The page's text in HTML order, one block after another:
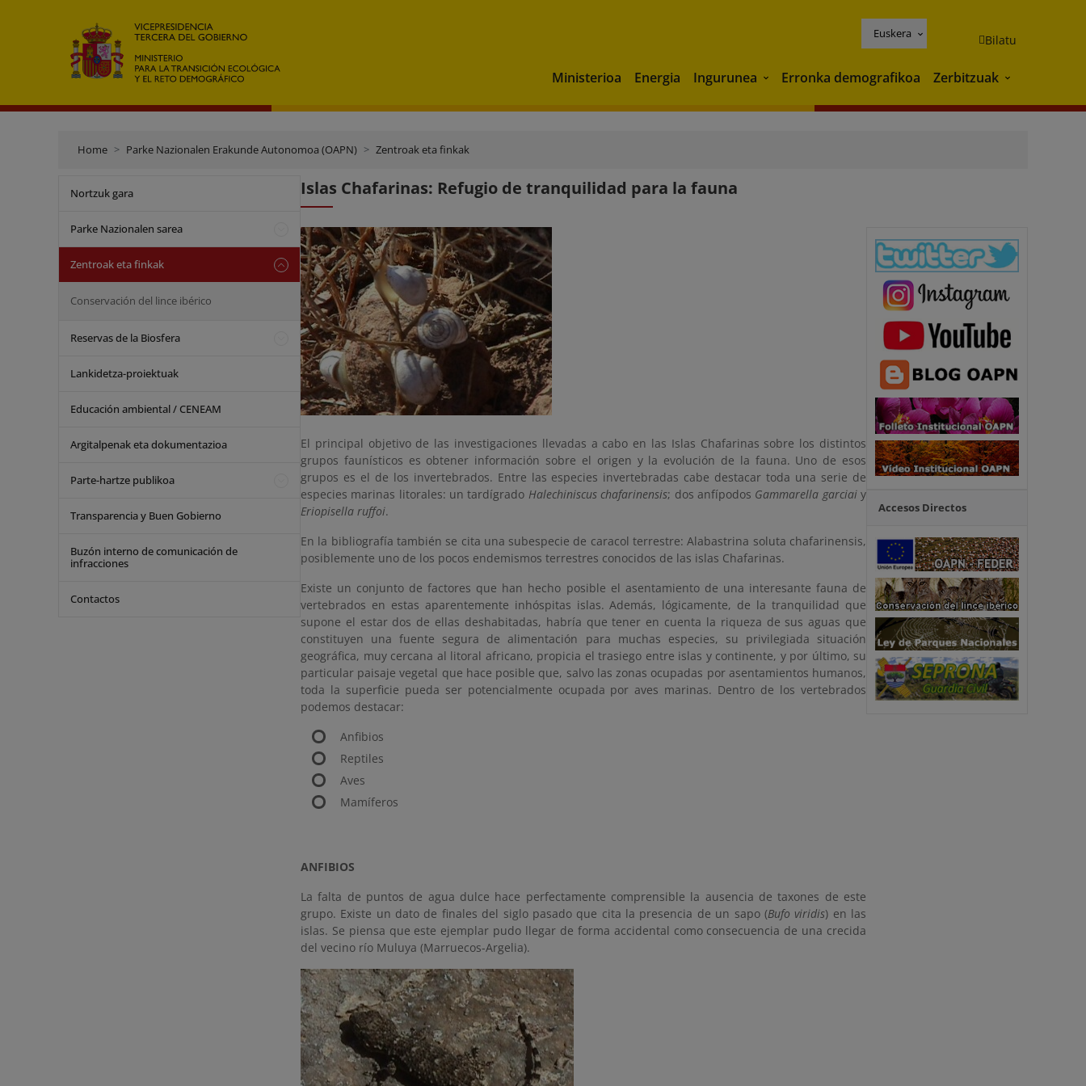
Euskera Bilatu
Ministerioa Energia Ingurunea Ingurunea
Erronka demografikoa Zerbitzuak Zerbitzuak
Home Parke Nazionalen Erakunde Autonomoa (OAPN) Zentroak eta finkak
Nortzuk gara
Parke Nazionalen sarea
Zentroak eta finkak
Conservación del lince ibérico
Reservas de la Biosfera
Lankidetza-proiektuak
Educación ambiental / CENEAM
Argitalpenak eta dokumentazioa
Parte-hartze publikoa
Transparencia y Buen Gobierno
Buzón interno de comunicación de
infracciones
Contactos
Islas Chafarinas: Refugio de tranquilidad para la fauna
El principal objetivo de las investigaciones llevadas a cabo en las Islas Chafarinas sobre los distintos
grupos faunísticos es obtener información sobre el origen y la evolución de la fauna. Uno de esos
grupos es el de los invertebrados. Entre las especies invertebradas cabe destacar toda una serie de
especies marinas litorales: un tardígrado Halechiniscus chafarinensis; dos anfípodos Gammarella garciaiy
Eriopisella ruffoi.
En la bibliografía también se cita una subespecie de caracol terrestre: Alabastrina soluta chafarinensis,
posiblemente uno de los pocos endemismos terrestres conocidos de las islas Chafarinas.
Existe un conjunto de factores que han hecho posible el asentamiento de una interesante fauna de
vertebrados en estas aparentemente inhóspitas islas. Además, lógicamente, de la tranquilidad que
supone el estar dos de ellas deshabitadas, habría que tener en cuenta la riqueza de sus aguas que
constituyen una fuente segura de alimentación para muchas especies, su privilegiada situación
geográfica, muy cercana al litoral africano, propicia el trasiego entre islas y continente, y por último, su
particular paisaje vegetal que hace posible que, salvo las zonas ocupadas por asentamientos humanos,
toda la superficie pueda ser potencialmente ocupada por aves marinas. Dentro de los vertebrados
podemos destacar:
Anfibios
Reptiles
Aves
Mamíferos
ANFIBIOS
La falta de puntos de agua dulce hace perfectamente comprensible la ausencia de taxones de este
grupo. Existe un dato de finales del siglo pasado que cita la presencia de un sapo (Bufo viridis) en las
islas. Se piensa que este ejemplar pudo llegar de forma accidental como consecuencia de una crecida
del vecino río Muluya (Marruecos-Argelia).
Accesos Directos